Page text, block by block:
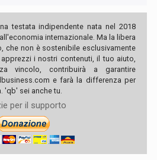
testata indipendente nata nel 2018
internazionale. Ma la libera
che non è sostenibile esclusivamente
i nostri contenuti, il tuo aiuto,
vincolo, contribuirà a garantire
e farà la differenza per
'qb' sei anche tu.
per il supporto